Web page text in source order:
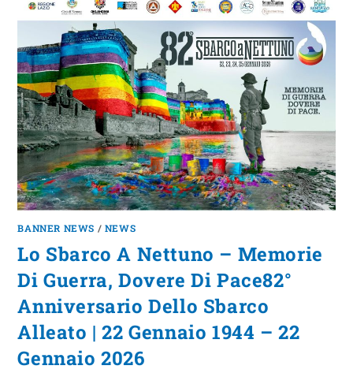
BANNER NEWS / NEWS
Lo Sbarco A Nettuno – Memorie
Di Guerra, Dovere Di Pace82°
Anniversario Dello Sbarco
Alleato | 22 Gennaio 1944 – 22
Gennaio 2026